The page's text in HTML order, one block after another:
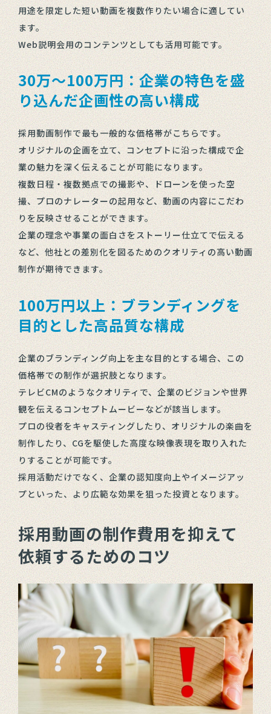
用途を限定した短い動画を複数作りたい場合に適してい
ます。
Web説明会用のコンテンツとしても活用可能です。
30万～100万円：企業の特色を盛
り込んだ企画性の高い構成
採用動画制作で最も一般的な価格帯がこちらです。
オリジナルの企画を立て、コンセプトに沿った構成で企
業の魅力を深く伝えることが可能になります。
複数日程・複数拠点での撮影や、ドローンを使った空
撮、プロのナレーターの起用など、動画の内容にこだわ
りを反映させることができます。
企業の理念や事業の面白さをストーリー仕立てで伝える
など、他社との差別化を図るためのクオリティの高い動画
制作が期待できます。
100万円以上：ブランディングを
目的とした高品質な構成
企業のブランディング向上を主な目的とする場合、この
価格帯での制作が選択肢となります。
テレビCMのようなクオリティで、企業のビジョンや世界
観を伝えるコンセプトムービーなどが該当します。
プロの役者をキャスティングしたり、オリジナルの楽曲を
制作したり、CGを駆使した高度な映像表現を取り入れた
りすることが可能です。
採用活動だけでなく、企業の認知度向上やイメージアッ
プといった、より広範な効果を狙った投資となります。
採用動画の制作費用を抑えて
依頼するためのコツ